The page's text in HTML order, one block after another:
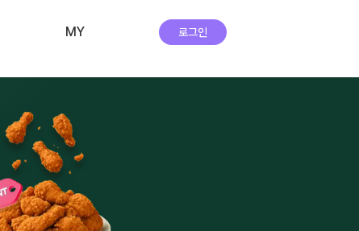
MY
비교·신청 내역
회원 정보
자주하는 질문
앱 다운로드
실시간 상담
로그인